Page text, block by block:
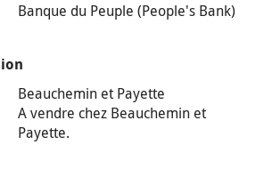
Banque du Peuple (People's Bank)
Beauchemin et Payette
A vendre chez Beauchemin et
Payette.